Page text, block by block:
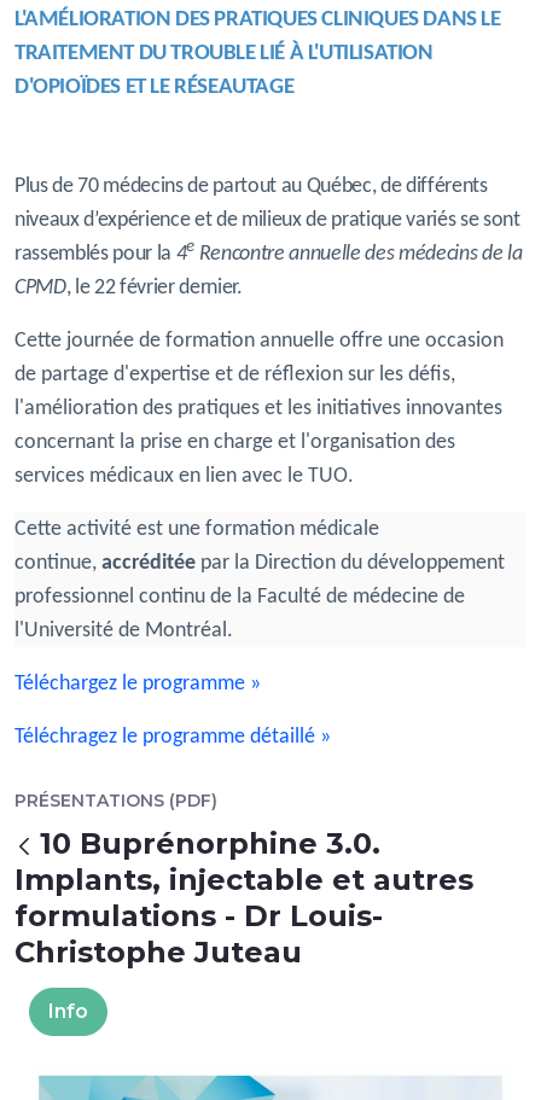
L'AMÉLIORATION DES PRATIQUESCLINIQUESDANS LE
TRAITEMENT DU TROUBLE LIÉ À L'UTILISATION
D'OPIOÏDES ET LE RÉSEAUTAGE
Plus de 70 médecins de partout au Québec, de différents
niveaux d’expérience et de milieux de pratique variés se sont
rassemblés pour la 4e Rencontre annuelle des médecins de la
CPMD, le 22 février dernier.
Cette journée de formation annuelle offre une occasion
de partage d'expertise et de réflexion sur les défis,
l'amélioration des pratiques et les initiatives innovantes
concernant la prise en charge et l'organisation des
services médicaux en lien avec le TUO.
Cette activité est une formation médicale
continue, accréditée par la Direction du développement
professionnel continu de la Faculté de médecine de
l'Université de Montréal.
Téléchargez le programme »
Téléchragez le programme détaillé »
PRÉSENTATIONS (PDF)
Tillbaka
10 Buprénorphine 3.0.
Implants, injectable et autres
formulations - Dr Louis-
Christophe Juteau
Info